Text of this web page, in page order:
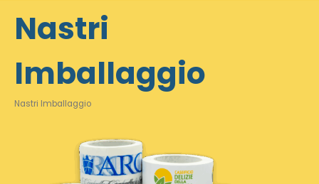
Nastri
Imballaggio
Nastri Imballaggio